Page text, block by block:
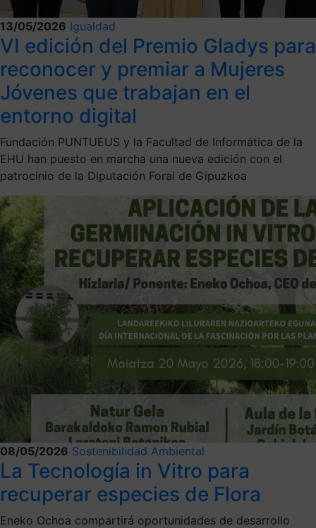
13/05/2026 Igualdad
VI edición del Premio Gladys para
reconocer y premiar a Mujeres
Jóvenes que trabajan en el
entorno digital
Fundación PUNTUEUS y la Facultad de Informática de la
EHU han puesto en marcha una nueva edición con el
patrocinio de la Diputación Foral de Gipuzkoa
08/05/2026 Sostenibilidad Ambiental
La Tecnología in Vitro para
recuperar especies de Flora
Eneko Ochoa compartirá oportunidades de desarrollo